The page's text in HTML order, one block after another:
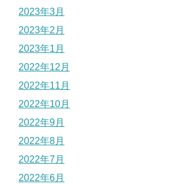
2023年3月
2023年2月
2023年1月
2022年12月
2022年11月
2022年10月
2022年9月
2022年8月
2022年7月
2022年6月